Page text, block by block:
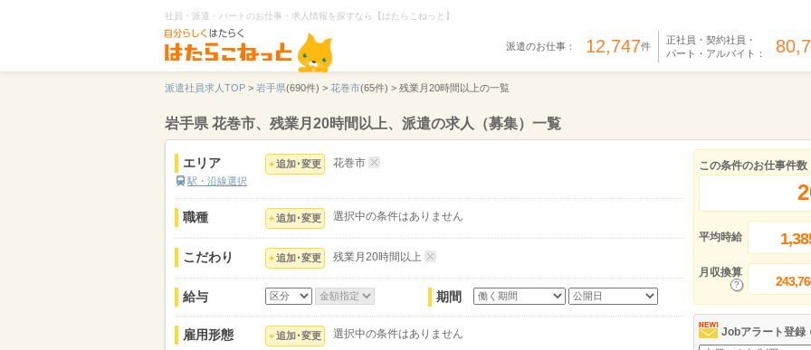
社員・派遣・パートのお仕事・求人情報を探すなら【はたらこねっと】
派遣のお仕事： 12,747件
正社員・契約社員・
パート・アルバイト：
派遣社員求人TOP > 岩手県(690件) > 花巻市(65件) > 残業月20時間以上の一覧
岩手県 花巻市、残業月20時間以上、派遣の求人（募集）一覧
エリア
駅・沿線選択
追加･変更 花巻市
職種 追加･変更 選択中の条件はありません
こだわり 追加･変更 残業月20時間以上
給与 期間
雇用形態 追加･変更 選択中の条件はありません
この条件のお仕事件数
平均時給
月収換算
Jobアラート登録